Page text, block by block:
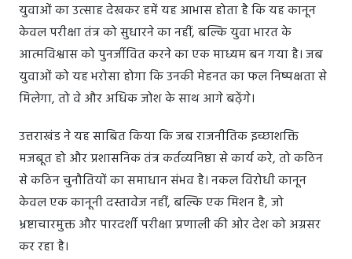
युवाओं का उत्साह देखकर हमें यह आभास होता है कि यह कानून
केवल परीक्षा तंत्र को सुधारने का नहीं, बल्कि युवा भारत के
आत्मविश्वास को पुनर्जीवित करने का एक माध्यम बन गया है। जब
युवाओं को यह भरोसा होगा कि उनकी मेहनत का फल निष्पक्षता से
मिलेगा, तो वे और अधिक जोश के साथ आगे बढ़ेंगे।
उत्तराखंड ने यह साबित किया कि जब राजनीतिक इच्छाशक्ति
मजबूत हो और प्रशासनिक तंत्र कर्तव्यनिष्ठा से कार्य करे, तो कठिन
से कठिन चुनौतियों का समाधान संभव है। नकल विरोधी कानून
केवल एक कानूनी दस्तावेज नहीं, बल्कि एक मिशन है, जो
भ्रष्टाचारमुक्त और पारदर्शी परीक्षा प्रणाली की ओर देश को अग्रसर
कर रहा है।